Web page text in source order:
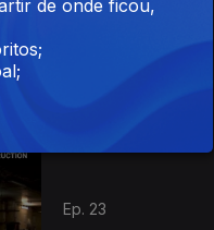
Ep. 23
de onde ficou,